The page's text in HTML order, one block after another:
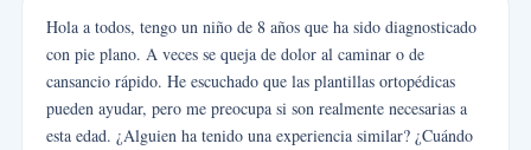
Hola a todos, tengo un niño de 8 años que ha sido diagnosticado
con pie plano. A veces se queja de dolor al caminar o de
cansancio rápido. He escuchado que las plantillas ortopédicas
pueden ayudar, pero me preocupa si son realmente necesarias a
esta edad. ¿Alguien ha tenido una experiencia similar? ¿Cuándo